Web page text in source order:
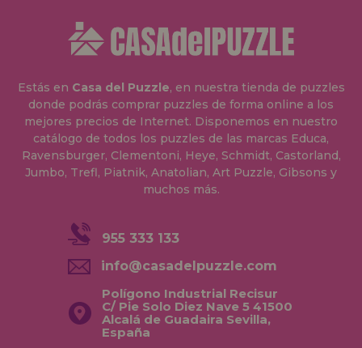
Estás en Casa del Puzzle, en nuestra tienda de puzzles
donde podrás comprar puzzles de forma online a los
mejores precios de Internet. Disponemos en nuestro
catálogo de todos los puzzles de las marcas Educa,
Ravensburger, Clementoni, Heye, Schmidt, Castorland,
Jumbo, Trefl, Piatnik, Anatolian, Art Puzzle, Gibsons y
muchos más.
955 333 133
info@casadelpuzzle.com
Polígono Industrial Recisur
C/ Pie Solo Diez Nave 5 41500
Alcalá de Guadaira Sevilla,
España